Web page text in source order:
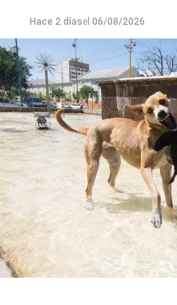
Hace 2 díasel 06/08/2026